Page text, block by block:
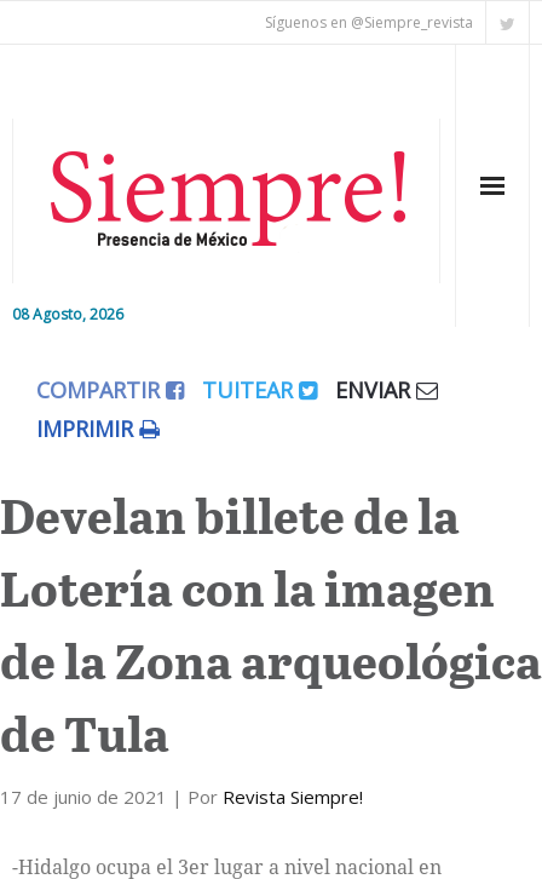
Síguenos en @Siempre_revista
08 Agosto, 2026
Editorial
Colaboradores
Internacional
Cultura
COMPARTIR TUITEAR
ENVIAR
IMPRIMIR
Develan billete de la
Lotería con la imagen
de la Zona arqueológica
de Tula
17 de junio de 2021 | Por Revista Siempre!
-Hidalgo ocupa el 3er lugar a nivel nacional en